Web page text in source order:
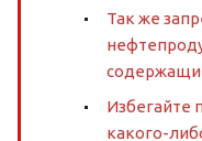
Так же
Избегайте
какого-